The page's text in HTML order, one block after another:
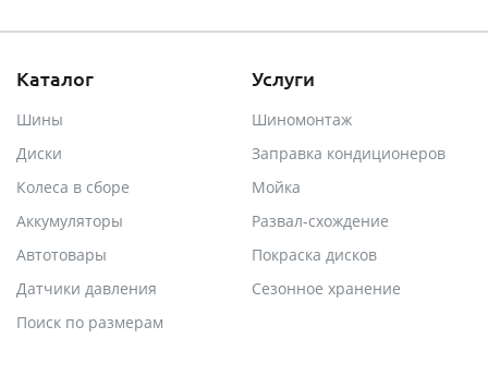
Каталог
Шины
Диски
Колеса в сборе
Аккумуляторы
Автотовары
Датчики давления
Поиск по размерам
Услуги
Шиномонтаж
Заправка кондиционеров
Мойка
Развал-схождение
Покраска дисков
Сезонное хранение